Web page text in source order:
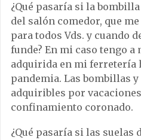
¿Qué pasaría si la
del salón comedor, que
para todos Vds. y cuando
funde? En mi caso tengo a
adquirida en mi ferretería
pandemia. Las bombillas
adquiribles por
confinamiento coronado.
¿Qué pasaría si las suelas